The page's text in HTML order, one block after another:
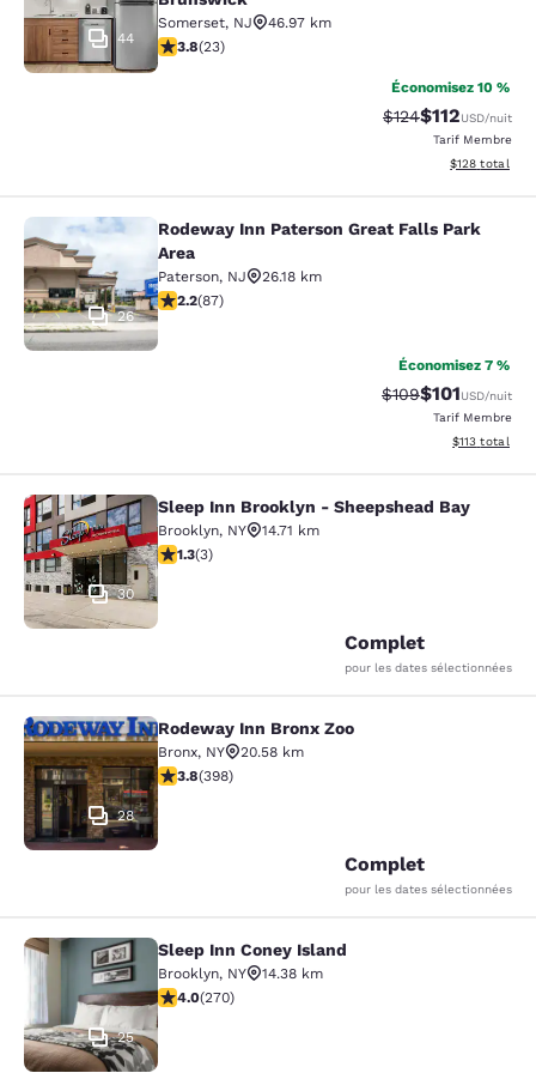
44
Somerset, NJ
46.97 km
3.83 étoiles. Bien. 23 commentaires
3.8(23)
Économisez 10 %
Tarif barré :
$124Tarif réduit :
$112USD/nuit
Tarif Membre
Afficher les
$128 total
Rodeway Inn Paterson Great Falls
26
Rodeway Inn Paterson Great Falls Park
Area
Paterson, NJ
26.18 km
2.18 étoiles. Moyen. 87 commentaires
2.2(87)
Économisez 7 %
Tarif barré :
$109Tarif réduit :
$101USD/nuit
Tarif Membre
Afficher les
$113 total
Sleep Inn Brooklyn - Sheepshead
30
Sleep Inn Brooklyn - Sheepshead Bay
Brooklyn, NY
14.71 km
1.33 étoiles. Moyen. 3 commentaires
1.3(3)
Complet
pour les dates sélectionnées
Rodeway Inn Bronx Zoo
28
Rodeway Inn Bronx Zoo
Bronx, NY
20.58 km
3.82 étoiles. Bien. 398 commentaires
3.8(398)
Complet
pour les dates sélectionnées
Sleep Inn Coney Island
25
Sleep Inn Coney Island
Brooklyn, NY
14.38 km
4.01 étoiles. Très Bien. 270 commentaires
4.0(270)